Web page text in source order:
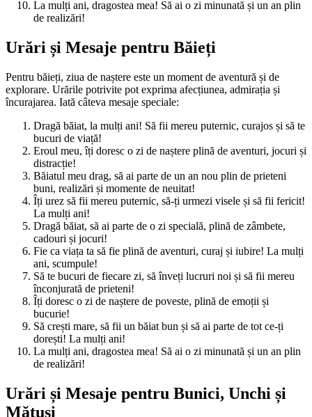
La mulți ani, dragostea mea! Să ai o zi minunată și un an plin
de realizări!
Urări și Mesaje pentru Băieți
Pentru băieți, ziua de naștere este un moment de aventură și de
explorare. Urările potrivite pot exprima afecțiunea, admirația și
încurajarea. Iată câteva mesaje speciale:
Dragă băiat, la mulți ani! Să fii mereu puternic, curajos și să te
bucuri de viață!
Eroul meu, îți doresc o zi de naștere plină de aventuri, jocuri și
distracție!
Băiatul meu drag, să ai parte de un an nou plin de prieteni
buni, realizări și momente de neuitat!
Îți urez să fii mereu puternic, să-ți urmezi visele și să fii fericit!
La mulți ani!
Dragă băiat, să ai parte de o zi specială, plină de zâmbete,
cadouri și jocuri!
Fie ca viața ta să fie plină de aventuri, curaj și iubire! La mulți
ani, scumpule!
Să te bucuri de fiecare zi, să înveți lucruri noi și să fii mereu
înconjurată de prieteni!
Îți doresc o zi de naștere de poveste, plină de emoții și
bucurie!
Să crești mare, să fii un băiat bun și să ai parte de tot ce-ți
dorești! La mulți ani!
La mulți ani, dragostea mea! Să ai o zi minunată și un an plin
de realizări!
Urări și Mesaje pentru Bunici, Unchi și
Mătuși